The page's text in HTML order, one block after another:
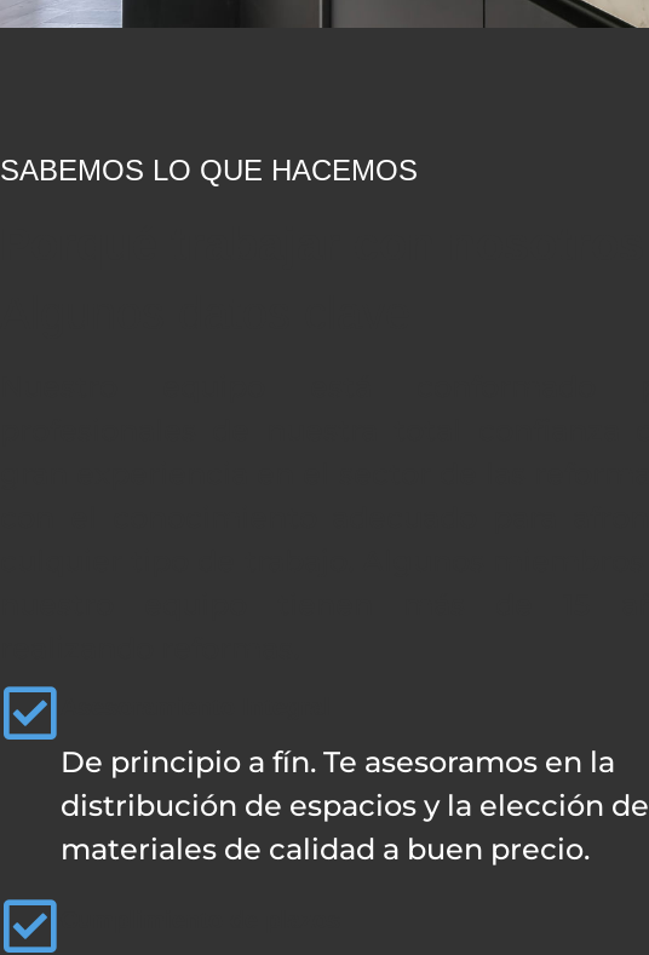
SABEMOS LO QUE HACEMOS
De principio a fín. Te asesoramos en la
distribución de espacios y la elección de
materiales de calidad a buen precio.